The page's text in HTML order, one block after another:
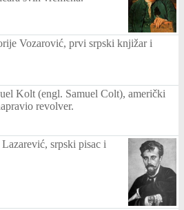
Vozarović, prvi srpski knjižar i
Kolt (engl. Samuel Colt), američki
revolver.
srpski pisac i